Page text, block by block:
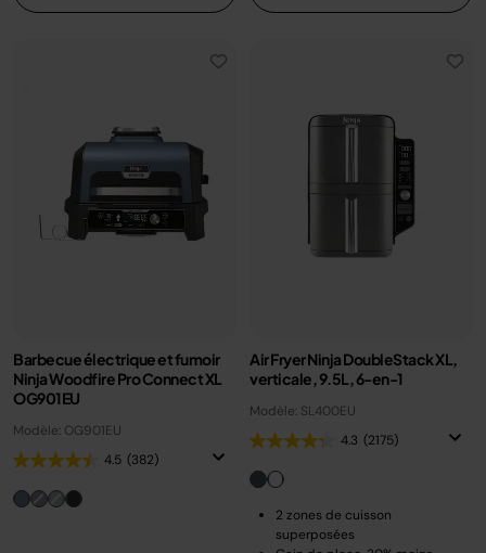
Barbecue électrique et fumoir
Ninja Woodfire Pro Connect XL
OG901EU
Modèle: OG901EU
4.5 (382)
Air Fryer Ninja DoubleStack XL,
verticale, 9.5L, 6-en-1
Modèle: SL400EU
4.3 (2175)
2 zones de cuisson
superposées